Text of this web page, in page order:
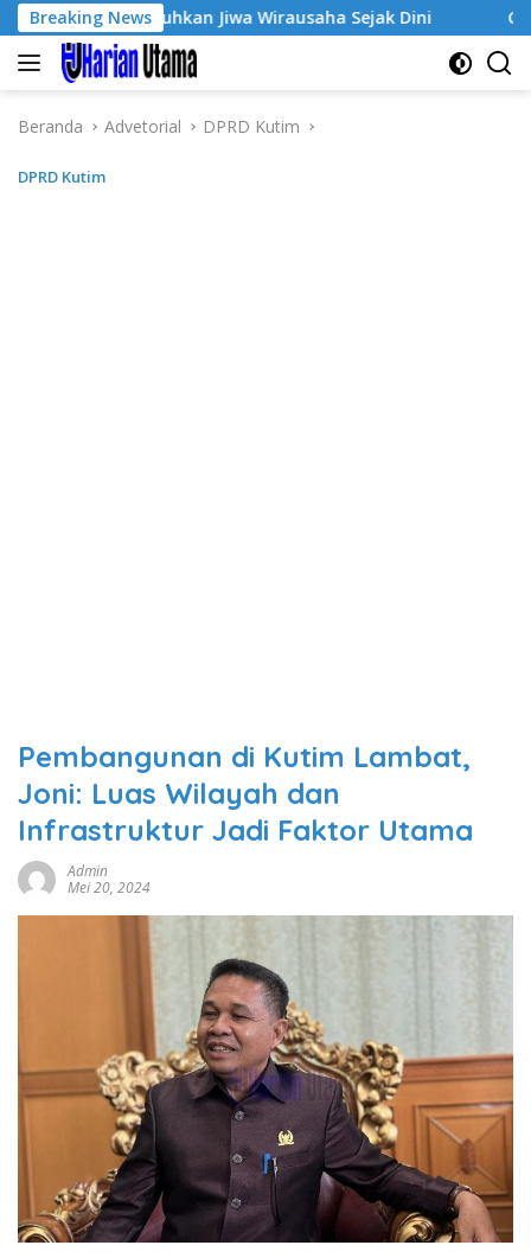
Langsung
ke
konten
Breaking News
Tumbuhkan Jiwa Wirausaha Sejak Dini GratisPol
Beranda Advetorial DPRD Kutim
DPRD Kutim
Pembangunan di Kutim Lambat,
Joni: Luas Wilayah dan
Infrastruktur Jadi Faktor Utama
Admin
Mei 20, 2024